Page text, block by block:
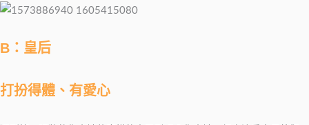
B：皇后
打扮得體、有愛心